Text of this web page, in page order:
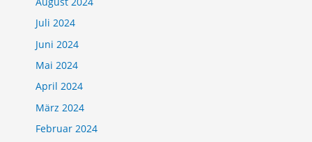
Juli 2024
Juni 2024
Mai 2024
April 2024
März 2024
Februar 2024